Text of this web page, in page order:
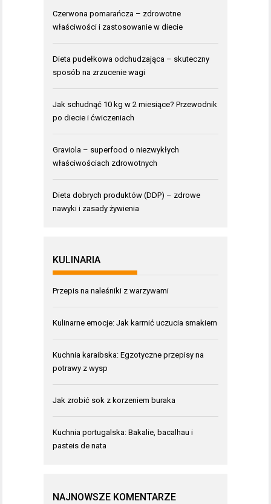
Czerwona pomarańcza – zdrowotne
właściwości i zastosowanie w diecie
Dieta pudełkowa odchudzająca – skuteczny
sposób na zrzucenie wagi
Jak schudnąć 10 kg w 2 miesiące? Przewodnik
po diecie i ćwiczeniach
Graviola – superfood o niezwykłych
właściwościach zdrowotnych
Dieta dobrych produktów (DDP) – zdrowe
nawyki i zasady żywienia
KULINARIA
Przepis na naleśniki z warzywami
Kulinarne emocje: Jak karmić uczucia smakiem
Kuchnia karaibska: Egzotyczne przepisy na
potrawy z wysp
Jak zrobić sok z korzeniem buraka
Kuchnia portugalska: Bakalie, bacalhau i
pasteis de nata
NAJNOWSZE KOMENTARZE